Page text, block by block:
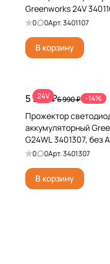
Greenworks 24V
ЗУ0 0Арт.3401107
В корзину
24V
5 990 ₽6 990 ₽ -14%
Прожектор
аккумуляторный
G24WL 3401307, без
0 0Арт.3401307
В корзину